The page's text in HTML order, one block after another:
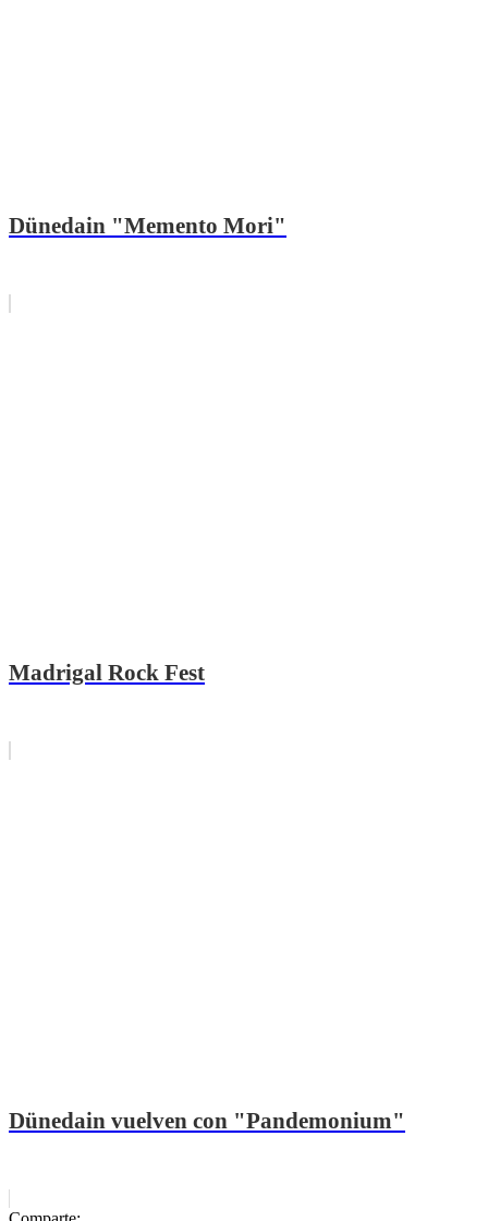
Dünedain "Memento Mori"
Madrigal Rock Fest
Dünedain vuelven con "Pandemonium"